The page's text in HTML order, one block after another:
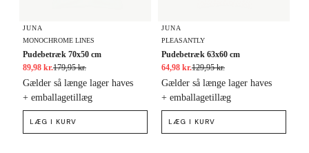
JUNA
MONOCHROME LINES
Pudebetræk 70x50 cm
89,98 kr.179,95 kr.
+ emballagetillæg
Gælder så længe lager haves
LÆG I KURV
JUNA
PLEASANTLY
Pudebetræk 63x60 cm
64,98 kr.129,95 kr.
+ emballagetillæg
Gælder så længe lager haves
LÆG I KURV